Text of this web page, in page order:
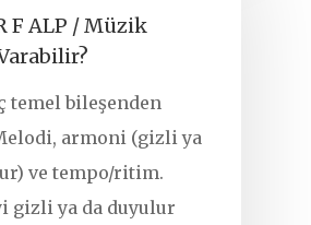
F ALP / Müzik
temel bileşenden
armoni (gizli ya
ve tempo/ritim.
gizli ya da duyulur